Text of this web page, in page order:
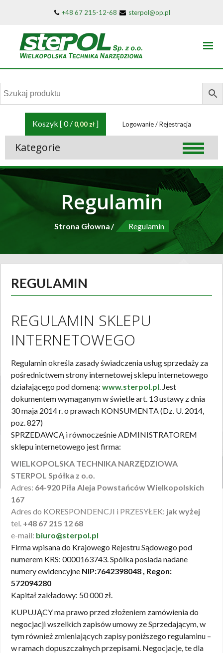
+48 67 215-12-68 sterpol@op.pl
Sterpol
Narzędzia i łączniki do drewna
Kategorie
Koszyk [ 0 / 0,00 zł] Logowanie / Rejestracja
Regulamin
Strona Głowna Regulamin
REGULAMIN
REGULAMIN SKLEPU
INTERNETOWEGO
Regulamin określa zasady świadczenia usług sprzedaży za
pośrednictwem strony internetowej sklepu internetowego
działającego pod domeną:www.sterpol.pl. Jest
dokumentem wymaganym w świetle art. 13 ustawy z dnia
30 maja 2014 r. o prawach KONSUMENTA (Dz. U. 2014,
poz. 827)
SPRZEDAWCĄ i równocześnie ADMINISTRATOREM
sklepu internetowego jest firma:
WIELKOPOLSKA TECHNIKA NARZĘDZIOWA
STERPOL Spółka z o.o.
Adres: 64-920 Piła Aleja Powstańców Wielkopolskich
167
Adres do KORESPONDENCJI i PRZESYŁEK: jak wyżej
tel. +48 67 215 12 68
e-mail: biuro@sterpol.pl
Firma wpisana do Krajowego Rejestru Sądowego pod
numerem KRS: 0000163743. Spólka posiada nadane
numery ewidencyjne NIP:7642398048 , Regon:
572094280
Kapitał zakładowy: 50 000 zł.
KUPUJĄCY ma prawo przed złożeniem zamówienia do
negocjacji wszelkich zapisów umowy ze Sprzedającym, w
tym również zmieniających zapisy poniższego regulaminu –
w ramach dopuszczalnych przepisami. Negocjacje, te dla